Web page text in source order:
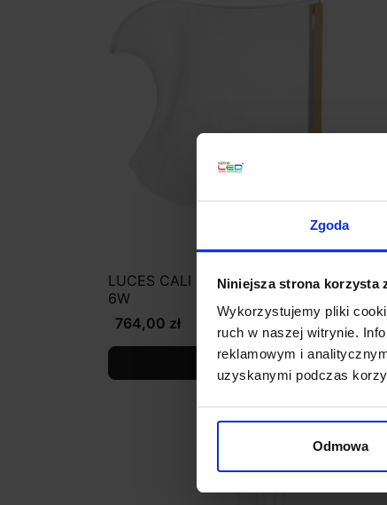
Zgoda
Niniejsza strona korzysta
Wykorzystujemy pliki
ruch w naszej witrynie.
reklamowym i
uzyskanymi podczas
Odmowa
LUCES CALI LE41367 lampa stołowa LED
6W
764,00 zł
Zobacz szczegóły